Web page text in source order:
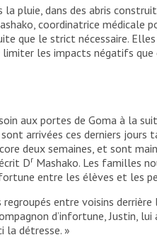
la pluie, dans des abris
coordinatrice médicale
que le strict nécessaire.
les impacts négatifs que
aux portes de Goma à la
arrivées ces derniers jours
deux semaines, et sont
Dr Mashako. Les familles
entre les élèves et les
entre voisins derrière
d’infortune, Justin, lui
la détresse. »